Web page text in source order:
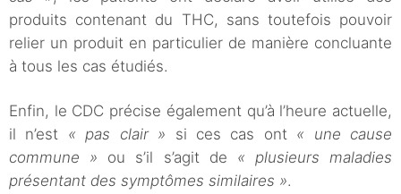
produits contenant du THC, sans toutefois pouvoir
relier un produit en particulier de manière concluante
à tous les cas étudiés.
Enfin, le CDC précise également qu’à l’heure actuelle,
il n’est « pas clair » si ces cas ont « une cause
commune » ou s’il s’agit de « plusieurs maladies
présentant des symptômes similaires ».